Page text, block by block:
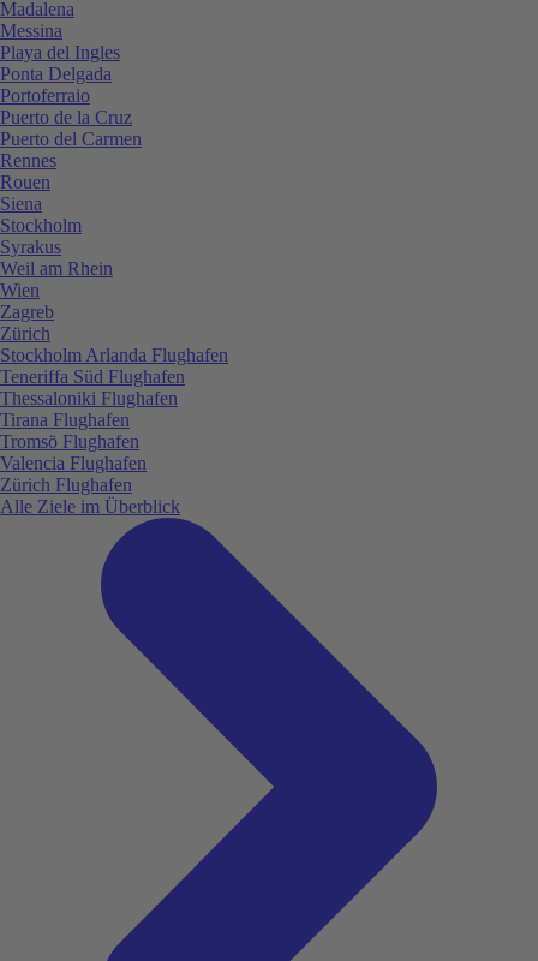
Madalena
Messina
Playa del Ingles
Ponta Delgada
Portoferraio
Puerto de la Cruz
Puerto del Carmen
Rennes
Rouen
Siena
Stockholm
Syrakus
Weil am Rhein
Wien
Zagreb
Zürich
Stockholm Arlanda Flughafen
Teneriffa Süd Flughafen
Thessaloniki Flughafen
Tirana Flughafen
Tromsö Flughafen
Valencia Flughafen
Zürich Flughafen
Alle Ziele im Überblick